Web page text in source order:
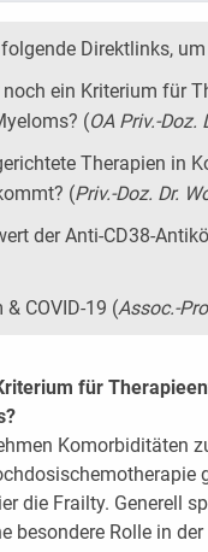
Direktlinks,
noch ein Kriterium für
(OA Priv.-Doz.
Therapien in
(Priv.-Doz. Dr.
der Anti-CD38-
& COVID-19 (Assoc.-
für
Komorbiditäten
die Frailty. Generell
besondere Rolle in